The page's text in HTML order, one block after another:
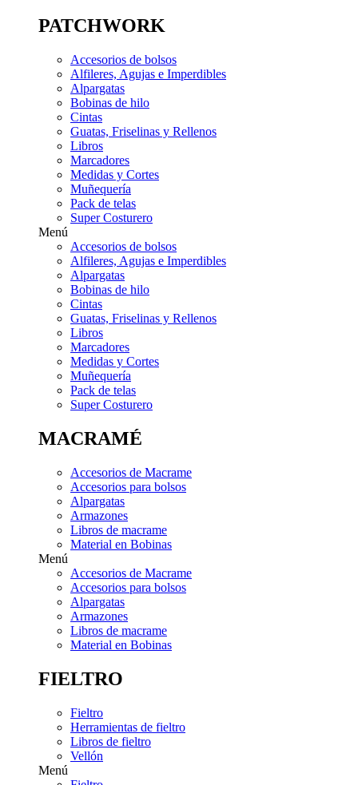
PATCHWORK
Accesorios de bolsos
Alfileres, Agujas e Imperdibles
Alpargatas
Bobinas de hilo
Cintas
Guatas, Friselinas y Rellenos
Libros
Marcadores
Medidas y Cortes
Muñequería
Pack de telas
Super Costurero
Menú
Accesorios de bolsos
Alfileres, Agujas e Imperdibles
Alpargatas
Bobinas de hilo
Cintas
Guatas, Friselinas y Rellenos
Libros
Marcadores
Medidas y Cortes
Muñequería
Pack de telas
Super Costurero
MACRAMÉ
Accesorios de Macrame
Accesorios para bolsos
Alpargatas
Armazones
Libros de macrame
Material en Bobinas
Menú
Accesorios de Macrame
Accesorios para bolsos
Alpargatas
Armazones
Libros de macrame
Material en Bobinas
FIELTRO
Fieltro
Herramientas de fieltro
Libros de fieltro
Vellón
Menú